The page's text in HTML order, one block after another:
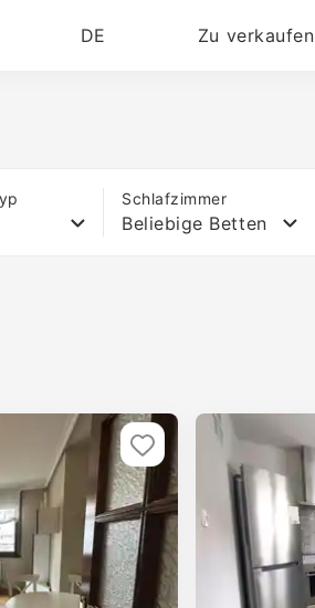
DE Zu verkaufen
Schlafzimmer
Beliebige Betten